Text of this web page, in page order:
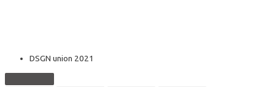
DSGN union 2021